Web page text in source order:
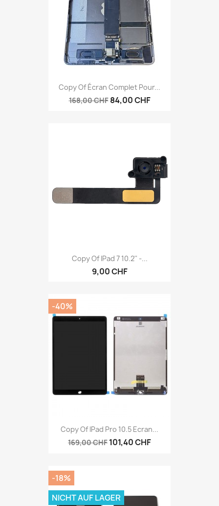
Copy Of Écran Complet Pour...
168,00 CHF 84,00 CHF
Copy Of IPad 7 10.2'' -...
9,00 CHF
Copy Of IPad Pro 10.5 Ecran...
169,00 CHF 101,40 CHF
-40%
-18%
NICHT AUF LAGER